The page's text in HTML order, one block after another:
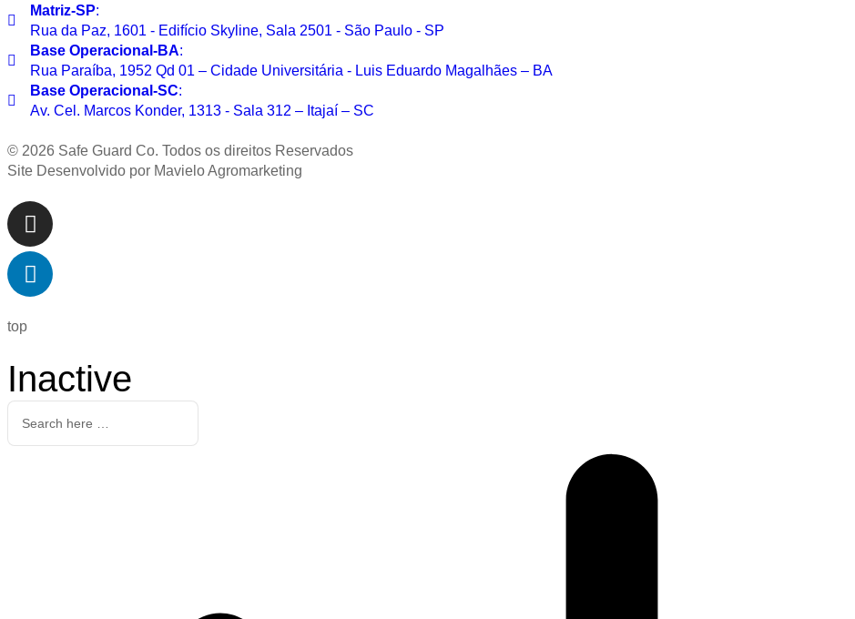
Matriz-SP:
Rua da Paz, 1601 - Edifício Skyline, Sala 2501 - São Paulo - SP
Base Operacional-BA:
Rua Paraíba, 1952 Qd 01 – Cidade Universitária - Luis Eduardo Magalhães – BA
Base Operacional-SC:
Av. Cel. Marcos Konder, 1313 - Sala 312 – Itajaí – SC
© 2026 Safe Guard Co. Todos os direitos Reservados
Site Desenvolvido por Mavielo Agromarketing
top
Inactive